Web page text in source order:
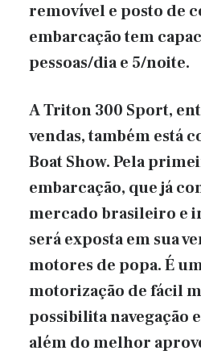
removível e posto de
embarcação tem
pessoas/dia e 5/noite.
A Triton 300 Sport,
vendas, também está
Boat Show. Pela
embarcação, que já
mercado brasileiro e
será exposta em sua
motores de popa. É
motorização de fácil
possibilita navegação
além do melhor